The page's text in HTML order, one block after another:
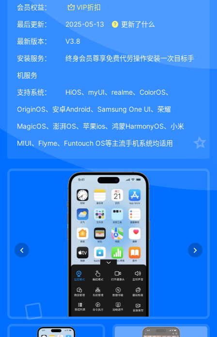
会员权益： VIP折扣
最后更新： 2025-05-13 更新了什么
最新版本： V3.8
安装服务： 终身会员尊享免费代劳操作安装一次目标手
机服务
支持系统： HiOS、myUI、realme、ColorOS、
OriginOS、安卓Android、Samsung One UI、荣耀
MagicOS、澎湃OS、苹果ios、鸿蒙HarmonyOS、小米
MIUI、Flyme、Funtouch OS等主流手机系统均适用